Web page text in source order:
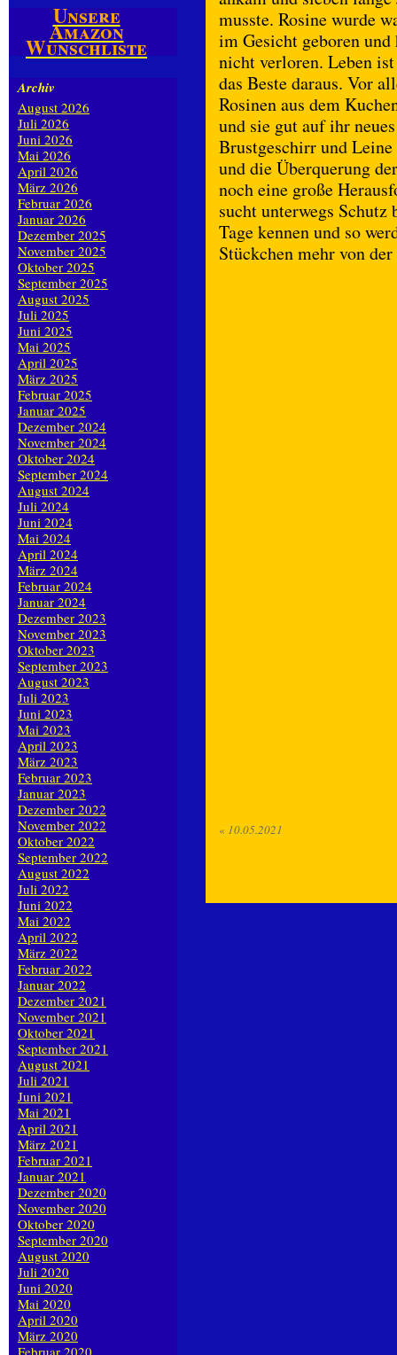
musste. Rosine wurde
im Gesicht geboren
nicht verloren. Leben
das Beste daraus. Vor
Rosinen aus dem
und sie gut auf ihr
Brustgeschirr und
und die Überquerung
noch eine große
sucht unterwegs Schutz
Tage kennen und so
Stückchen mehr von
« 10.05.2021
Unsere
Amazon
Wunschliste
Archiv
August 2026
Juli 2026
Juni 2026
Mai 2026
April 2026
März 2026
Februar 2026
Januar 2026
Dezember 2025
November 2025
Oktober 2025
September 2025
August 2025
Juli 2025
Juni 2025
Mai 2025
April 2025
März 2025
Februar 2025
Januar 2025
Dezember 2024
November 2024
Oktober 2024
September 2024
August 2024
Juli 2024
Juni 2024
Mai 2024
April 2024
März 2024
Februar 2024
Januar 2024
Dezember 2023
November 2023
Oktober 2023
September 2023
August 2023
Juli 2023
Juni 2023
Mai 2023
April 2023
März 2023
Februar 2023
Januar 2023
Dezember 2022
November 2022
Oktober 2022
September 2022
August 2022
Juli 2022
Juni 2022
Mai 2022
April 2022
März 2022
Februar 2022
Januar 2022
Dezember 2021
November 2021
Oktober 2021
September 2021
August 2021
Juli 2021
Juni 2021
Mai 2021
April 2021
März 2021
Februar 2021
Januar 2021
Dezember 2020
November 2020
Oktober 2020
September 2020
August 2020
Juli 2020
Juni 2020
Mai 2020
April 2020
März 2020
Februar 2020